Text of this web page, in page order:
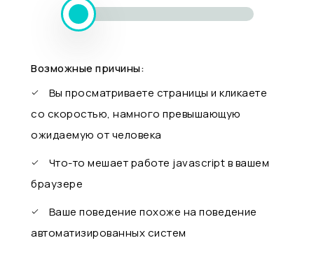
Возможные причины:
Вы просматриваете страницы и кликаете
со скоростью, намного превышающую
ожидаемую от человека
Что-то мешает работе javascript в вашем
браузере
Ваше поведение похоже на поведение
автоматизированных систем